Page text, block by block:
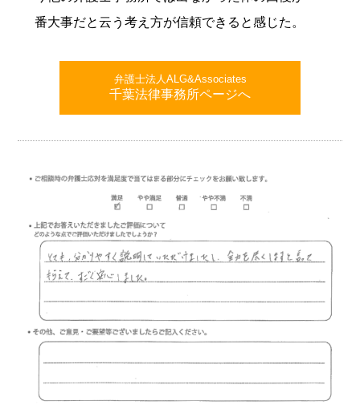
番大事だと云う考え方が信頼できると感じた。
弁護士法人ALG&Associates
千葉法律事務所ページへ